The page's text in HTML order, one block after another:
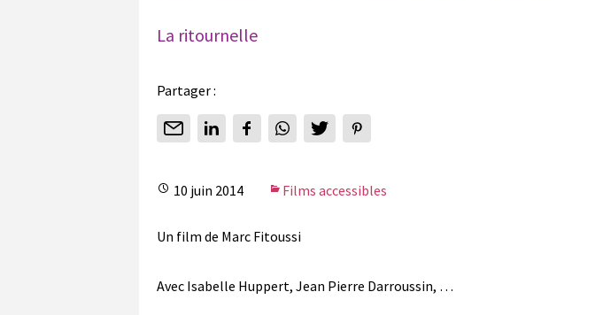
La ritournelle
Partager :
10 juin 2014 Films accessibles
Un film de Marc Fitoussi
Avec Isabelle Huppert, Jean Pierre Darroussin, …